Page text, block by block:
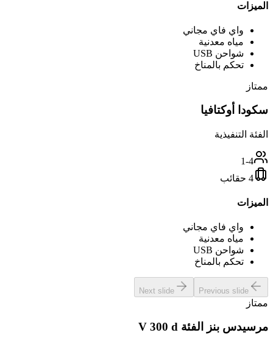
الميزات
واي فاي مجاني
مياه معدنية
شواحن USB
تحكم بالمناخ
ممتاز
سكودا أوكتافيا
الفئة التنفيذية
1-4
4 حقائب
الميزات
واي فاي مجاني
مياه معدنية
شواحن USB
تحكم بالمناخ
Previous slide
Next slide
ممتاز
مرسيدس بنز الفئة V 300 d